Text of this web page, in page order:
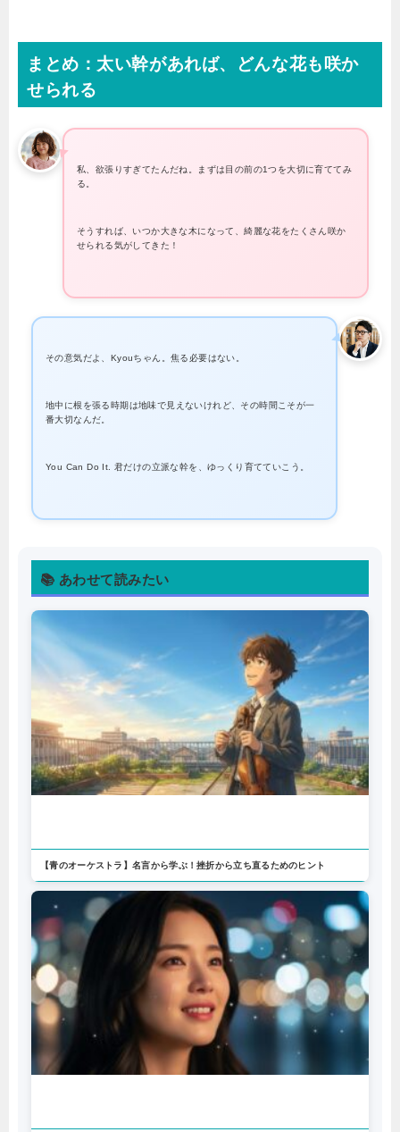
まとめ：太い幹があれば、どんな花も咲か
せられる
私、欲張りすぎてたんだね。まずは目の前の1つを大切に育ててみ
る。
そうすれば、いつか大きな木になって、綺麗な花をたくさん咲か
せられる気がしてきた！
その意気だよ、Kyouちゃん。焦る必要はない。
地中に根を張る時期は地味で見えないけれど、その時間こそが一
番大切なんだ。
You Can Do It. 君だけの立派な幹を、ゆっくり育てていこう。
📚 あわせて読みたい
【青のオーケストラ】名言から学ぶ！挫折から立ち直るためのヒント